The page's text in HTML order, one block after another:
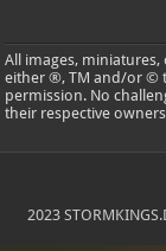
All images,
either ®, TM and/or ©
permission. No
their respective
2023